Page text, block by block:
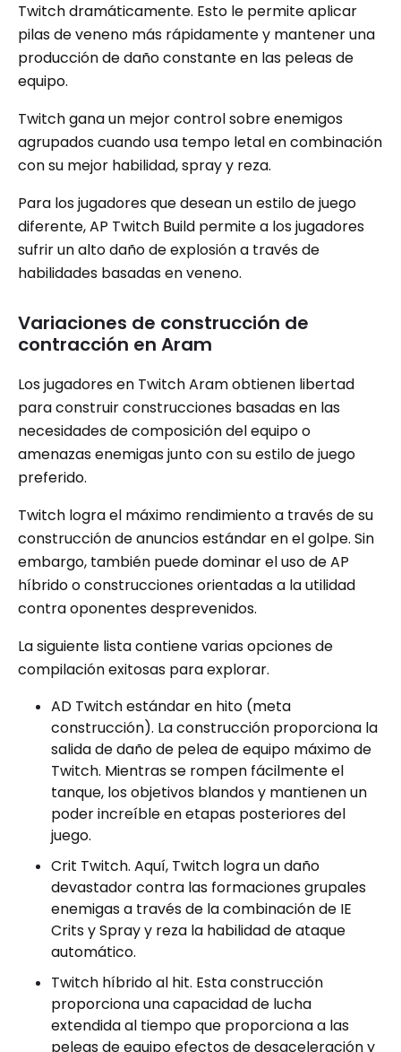
Twitch dramáticamente. Esto le permite aplicar
pilas de veneno más rápidamente y mantener una
producción de daño constante en las peleas de
equipo.
Twitch gana un mejor control sobre enemigos
agrupados cuando usa tempo letal en combinación
con su mejor habilidad, spray y reza.
Para los jugadores que desean un estilo de juego
diferente, AP Twitch Build permite a los jugadores
sufrir un alto daño de explosión a través de
habilidades basadas en veneno.
Variaciones de construcción de
contracción en Aram
Los jugadores en Twitch Aram obtienen libertad
para construir construcciones basadas en las
necesidades de composición del equipo o
amenazas enemigas junto con su estilo de juego
preferido.
Twitch logra el máximo rendimiento a través de su
construcción de anuncios estándar en el golpe. Sin
embargo, también puede dominar el uso de AP
híbrido o construcciones orientadas a la utilidad
contra oponentes desprevenidos.
La siguiente lista contiene varias opciones de
compilación exitosas para explorar.
AD Twitch estándar en hito (meta
construcción). La construcción proporciona la
salida de daño de pelea de equipo máximo de
Twitch. Mientras se rompen fácilmente el
tanque, los objetivos blandos y mantienen un
poder increíble en etapas posteriores del
juego.
Crit Twitch. Aquí, Twitch logra un daño
devastador contra las formaciones grupales
enemigas a través de la combinación de IE
Crits y Spray y reza la habilidad de ataque
automático.
Twitch híbrido al hit. Esta construcción
proporciona una capacidad de lucha
extendida al tiempo que proporciona a las
peleas de equipo efectos de desaceleración y